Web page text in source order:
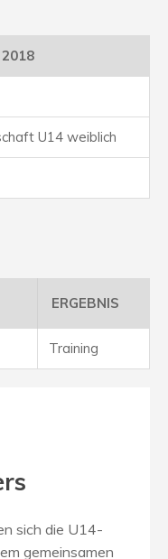
2018
U14 weiblich
ERGEBNIS
Training
sich die U14-
gemeinsamen